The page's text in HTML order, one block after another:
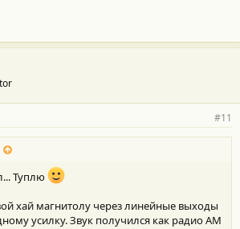
#11
Туплю
хай магнитолу через линейные выходы
усилку. Звук получился как радио АМ